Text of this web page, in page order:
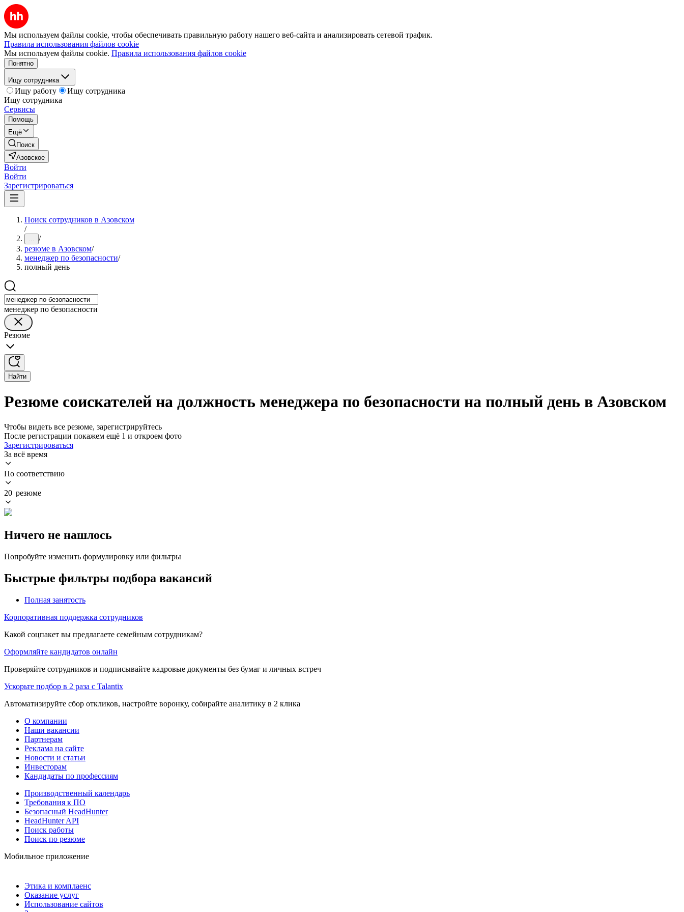
Мы используем файлы cookie, чтобы обеспечивать правильную работу нашего веб-сайта и анализировать сетевой трафик.
Правила использования файлов cookie
Мы используем файлы cookie. Правила использования файлов cookie
Понятно
Ищу сотрудника
Ищу работу
Ищу сотрудника
Ищу сотрудника
Сервисы
Помощь
Ещё
Поиск
Азовское
Войти
Войти
Зарегистрироваться
Поиск сотрудников в Азовском
/
... /
резюме в Азовском/
менеджер по безопасности/
полный день
менеджер по безопасности
Резюме
Найти
Резюме соискателей на должность менеджера по безопасности на полный день в Азовском
Чтобы видеть все резюме, зарегистрируйтесь
После регистрации покажем ещё 1 и откроем фото
Зарегистрироваться
За всё время
По соответствию
20 резюме
Ничего не нашлось
Попробуйте изменить формулировку или фильтры
Быстрые фильтры подбора вакансий
Полная занятость
Корпоративная поддержка сотрудников
Какой соцпакет вы предлагаете семейным сотрудникам?
Оформляйте кандидатов онлайн
Проверяйте сотрудников и подписывайте кадровые документы без бумаг и личных встреч
Ускорьте подбор в 2 раза с Talantix
Автоматизируйте сбор откликов, настройте воронку, собирайте аналитику в 2 клика
О компании
Наши вакансии
Партнерам
Реклама на сайте
Новости и статьи
Инвесторам
Кандидаты по профессиям
Производственный календарь
Требования к ПО
Безопасный HeadHunter
HeadHunter API
Поиск работы
Поиск по резюме
Мобильное приложение
Этика и комплаенс
Оказание услуг
Использование сайтов